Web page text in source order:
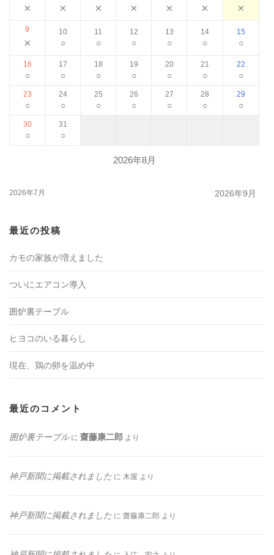
2026年8月
× × × × × × ×
9
×
10
○
11
○
12
○
13
○
14
○
15
○
16
○
17
○
18
○
19
○
20
○
21
○
22
○
23
○
24
○
25
○
26
○
27
○
28
○
29
○
30
○
31
○
2026年7月 2026年9月
最近の投稿
カモの家族が増えました
ついにエアコン導入
囲炉裏テーブル
ヒヨコのいる暮らし
現在、鶏の卵を温め中
最近のコメント
囲炉裏テーブルに 齋藤康二郎 より
神戸新聞に掲載されました に 木屋 より
神戸新聞に掲載されました に 齋藤康二郎 より